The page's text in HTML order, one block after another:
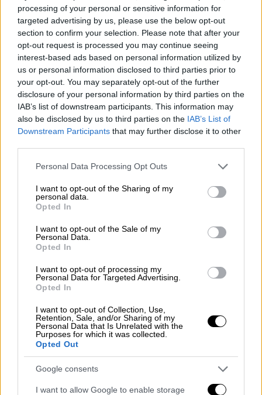
processing of your personal or sensitive information for
targeted advertising by us, please use the below opt-out
section to confirm your selection. Please note that after your
opt-out request is processed you may continue seeing
interest-based ads based on personal information utilized by
us or personal information disclosed to third parties prior to
your opt-out. You may separately opt-out of the further
disclosure of your personal information by third parties on the
IAB’s list of downstream participants. This information may
also be disclosed by us to third parties on the IAB’s List of
Downstream Participants that may further disclose it to other
Please note that this website/app uses one or more Google
not limited to your visit or usage behaviour. You may click to
grant or deny consent to Google and its third-party tags to
use your data for below specified purposes in below Google
consent section.
Personal Data Processing Opt Outs
I want to opt-out of the Sharing of my
personal data.
Opted In
I want to opt-out of the Sale of my
Personal Data.
Opted In
I want to opt-out of processing my
Personal Data for Targeted Advertising.
Opted In
I want to opt-out of Collection, Use,
Retention, Sale, and/or Sharing of my
Personal Data that Is Unrelated with the
Purposes for which it was collected.
Opted Out
Google consents
I want to allow Google to enable storage
Στην ερώτηση του δημοσιογράφου του
ραδιοφωνικού σταθμού Talk 989, αν θα έβαζε
υποψηφιότητα, απάντησε καταφατικά. «Να
σου πωτο σκέφτομαι,ξέρεις γιατί, γιατί δεν
βλέπω κάποιον υποψήφιοο οποίος θα
μπορούσε να τοσυμμαζέψει », είπε
χαρακτηριστικά.
ΔΙΑΒΑΣΤΕ ΕΠΙΣΗΣ
Πολιτική|13.09.2024 10:14
Πολάκης: Δεν θέλω το κέντρο θέλω
να κερδίσουμε ξανά τον δημοκρατικό
με το ΠΑΣΟΚ και ο Τσίπρας το '15
«Ο έκπτωτος δεν ξέρουμε, έβαλε
υποψηφιότητα;» διερωτήθηκε στη συνέχεια
Παπανώτας, αναφερόμενος στον
Στέφανο Κασσελάκη.
Θέλει να διεκδικήσει την προεδρία
αλλά ψήφισε ... ΠΑΣΟΚ